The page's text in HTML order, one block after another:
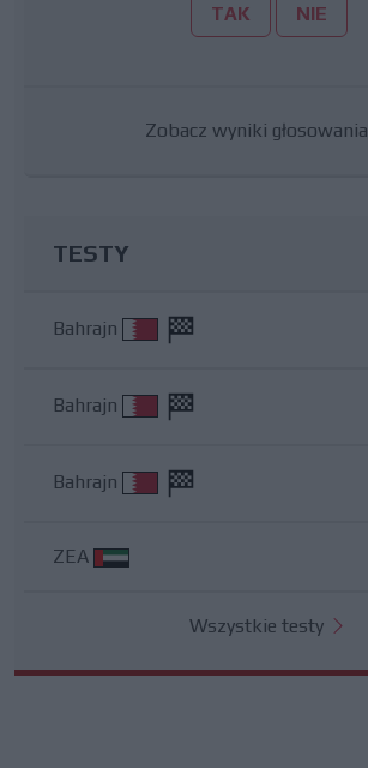
TAK NIE
Zobacz wyniki głosowania
TESTY
Bahrajn
Bahrajn
Bahrajn
ZEA
Wszystkie testy